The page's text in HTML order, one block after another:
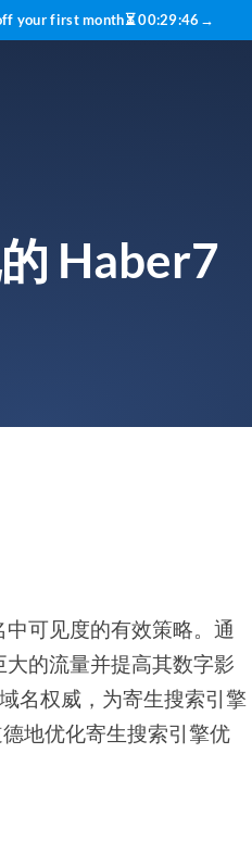
your first month⏳00:29:45 →
Haber7
可见度的有效策略。通
的流量并提高其数字影
名权威，为寄生搜索引擎
地优化寄生搜索引擎优